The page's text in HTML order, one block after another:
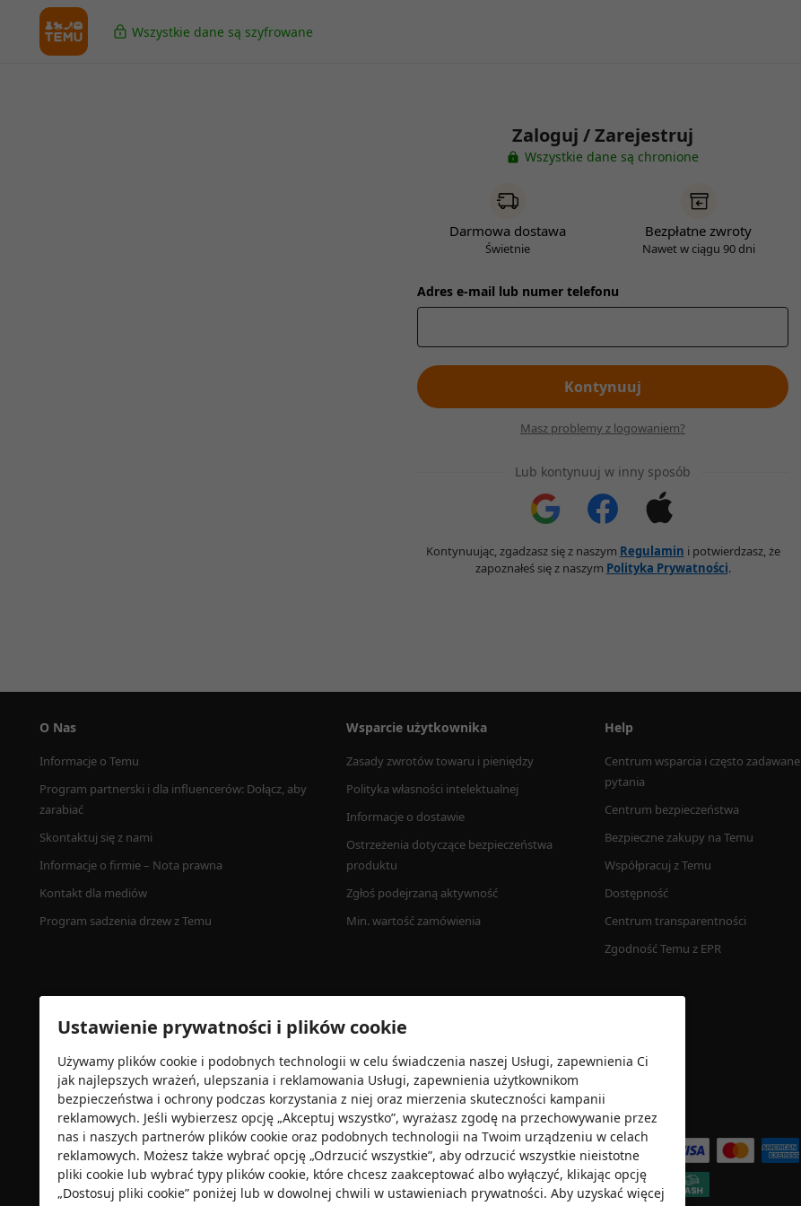
Wszystkie dane są szyfrowane
Zaloguj / Zarejestruj
Wszystkie dane są chronione
Darmowa dostawa
Świetnie
Bezpłatne zwroty
Nawet w ciągu 90 dni
Adres e-mail lub numer telefonu
Kontynuuj
Masz problemy z logowaniem?
Lub kontynuuj w inny sposób
Kontynuując, zgadzasz się z naszym Regulamin i potwierdzasz, że
zapoznałeś się z naszym Polityka Prywatności.
O Nas
Informacje o Temu
Program partnerski i dla influencerów: Dołącz, aby
zarabiać
Skontaktuj się z nami
Informacje o firmie – Nota prawna
Kontakt dla mediów
Program sadzenia drzew z Temu
Wsparcie użytkownika
Zasady zwrotów towaru i pieniędzy
Polityka własności intelektualnej
Informacje o dostawie
Ostrzeżenia dotyczące bezpieczeństwa
produktu
Zgłoś podejrzaną aktywność
Min. wartość zamówienia
Help
Centrum wsparcia i często zadawane
pytania
Centrum bezpieczeństwa
Bezpieczne zakupy na Temu
Współpracuj z Temu
Dostępność
Centrum transparentności
Zgodność Temu z EPR
Certyfikat zabezpieczeń Akceptujemy
Ustawienie prywatności i plików cookie
Używamy plików cookie i podobnych technologii w celu świadczenia naszej Usługi, zapewnienia Ci
jak najlepszych wrażeń, ulepszania i reklamowania Usługi, zapewnienia użytkownikom
bezpieczeństwa i ochrony podczas korzystania z niej oraz mierzenia skuteczności kampanii
reklamowych. Jeśli wybierzesz opcję „Akceptuj wszystko”, wyrażasz zgodę na przechowywanie przez
nas i naszych partnerów plików cookie oraz podobnych technologii na Twoim urządzeniu w celach
reklamowych. Możesz także wybrać opcję „Odrzucić wszystkie”, aby odrzucić wszystkie nieistotne
pliki cookie lub wybrać typy plików cookie, które chcesz zaakceptować albo wyłączyć, klikając opcję
„Dostosuj pliki cookie” poniżej lub w dowolnej chwili w ustawieniach prywatności. Aby uzyskać więcej